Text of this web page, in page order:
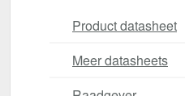
Product datasheet
Meer datasheets